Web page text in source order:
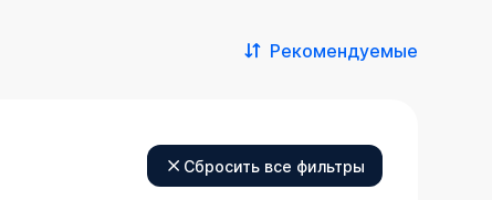
Рекомендуемые
Сбросить все фильтры